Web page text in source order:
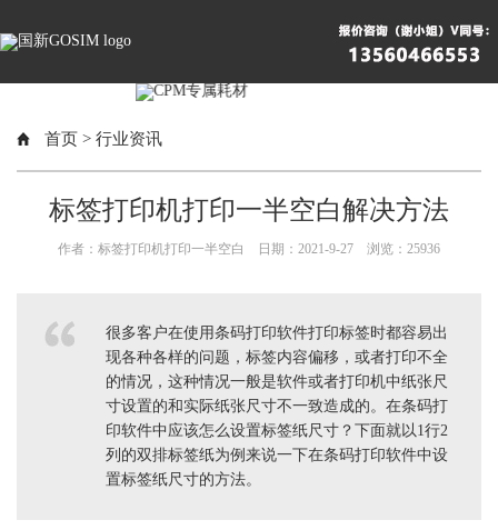
首页 > 行业资讯
标签打印机打印一半空白解决方法
作者：标签打印机打印一半空白 日期：2021-9-27 浏览： 25936
很多客户在使用条码打印软件打印标签时都容易出
现各种各样的问题，标签内容偏移，或者打印不全
的情况，这种情况一般是软件或者打印机中纸张尺
寸设置的和实际纸张尺寸不一致造成的。在条码打
印软件中应该怎么设置标签纸尺寸？下面就以1行2
列的双排标签纸为例来说一下在条码打印软件中设
置标签纸尺寸的方法。